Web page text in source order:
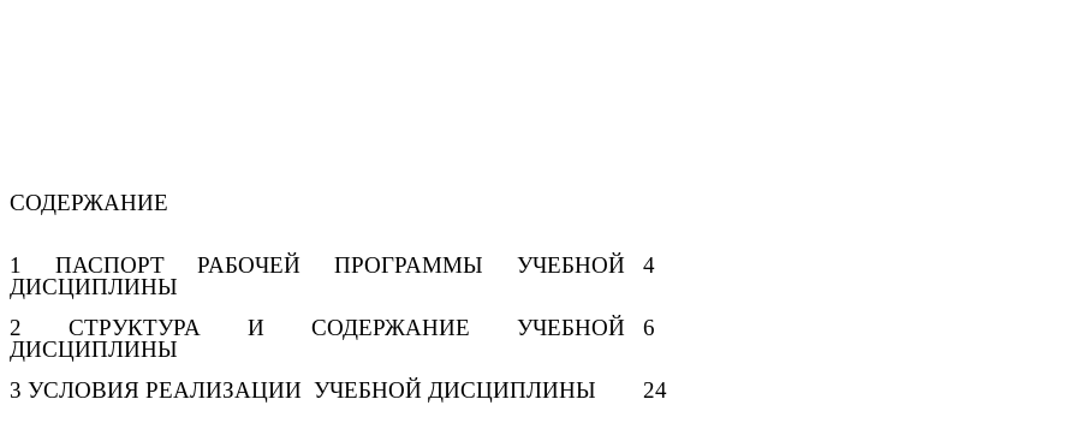
СОДЕРЖАНИЕ
1 ПАСПОРТ РАБОЧЕЙ ПРОГРАММЫ УЧЕБНОЙ
ДИСЦИПЛИНЫ
4
2 СТРУКТУРА И СОДЕРЖАНИЕ УЧЕБНОЙ
ДИСЦИПЛИНЫ
6
3 УСЛОВИЯ РЕАЛИЗАЦИИ УЧЕБНОЙ ДИСЦИПЛИНЫ 24